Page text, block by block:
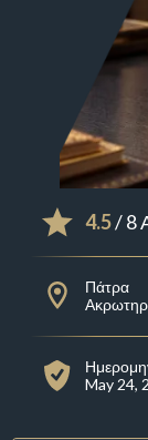
4.5/ 8
Πάτρα
May 24,